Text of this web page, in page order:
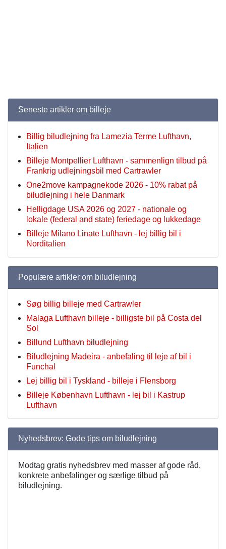
Seneste artikler om billeje
Billig biludlejning fra Lamezia Terme Lufthavn,
Italien
Billeje Montpellier Lufthavn - sammenlign tilbud på
Frankrig udlejningsbil med Cartrawler
One2move kampagnekode 2026 - 10% rabat på
biludlejning i hele Danmark
Helligdage USA 2026 og 2027 - nationale og
lokale (federal and state) feriedage og lukkedage
Billeje Milano Linate Lufthavn - lej billig bil i
Norditalien
Populære artikler om biludlejning
Søg billig billeje med Cartrawler
Malaga Lufthavn billeje - billigste bil på Costa del
Sol
Billund Lufthavn biludlejning
Biludlejning Madeira - anbefaling til leje af bil i
Funchal
Lej billig bil i Tyskland - billeje i Flensborg
Billeje København Lufthavn - lej bil i Kastrup
Lufthavn
Nyhedsbrev: Gode tips om biludlejning
Modtag gratis nyhedsbrev med masser af gode råd,
konkrete anbefalinger og særlige tilbud på
biludlejning.